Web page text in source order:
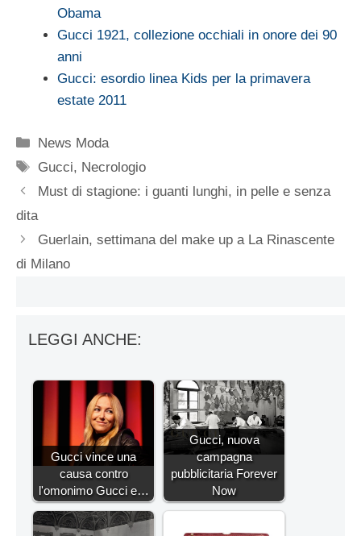
Obama
Gucci 1921, collezione occhiali in onore dei 90
anni
Gucci: esordio linea Kids per la primavera
estate 2011
Categorie
News Moda
Tag
Gucci, Necrologio
Must di stagione: i guanti lunghi, in pelle e senza
dita
Guerlain, settimana del make up a La Rinascente
di Milano
LEGGI ANCHE:
Gucci vince una
causa contro
l'omonimo Gucci e…
Gucci, nuova
campagna
pubblicitaria Forever
Now